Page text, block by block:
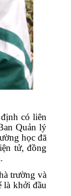
có liên
Quản lý
học đã
tử, đồng
trường và
là khởi đầu